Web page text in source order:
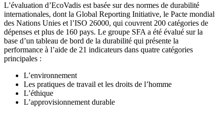
L’évaluation d’EcoVadis est basée sur des normes de durabilité
internationales, dont la Global Reporting Initiative, le Pacte mondial
des Nations Unies et l’ISO 26000, qui couvrent 200 catégories de
dépenses et plus de 160 pays. Le groupe SFA a été évalué sur la
base d’un tableau de bord de la durabilité qui présente la
performance à l’aide de 21 indicateurs dans quatre catégories
principales :
L’environnement
Les pratiques de travail et les droits de l’homme
L’éthique
L’approvisionnement durable